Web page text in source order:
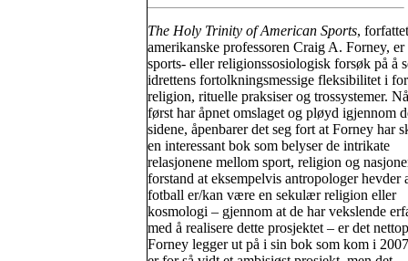
The Holy Trinity of American Sports,
amerikanske professoren Craig A. Forney, er
sports- eller religionssosiologisk forsøk på å
idrettens fortolkningsmessige fleksibilitet i
religion, rituelle praksiser og trossystemer.
først har åpnet omslaget og pløyd igjennom
sidene, åpenbarer det seg fort at Forney har
en interessant bok som belyser de intrikate
relasjonene mellom sport, religion og
forstand at eksempelvis antropologer hevder
fotball er/kan være en sekulær religion eller
kosmologi – gjennom at de har vekslende
med å realisere dette prosjektet – er det
Forney legger ut på i sin bok som kom i